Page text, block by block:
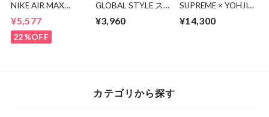
NIKE AIR MAX
001
¥5,577
22%OFF
GLOBAL STYLE ス
¥3,960
SUPREME × YOHJI
Tee
¥14,300
カテゴリから探す